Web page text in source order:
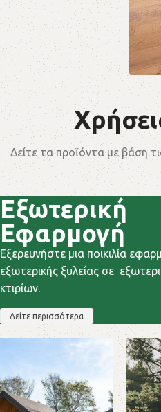
Δείτε τα προϊόντα με βάση
Εξωτερική
Εφαρμογή
Εξερευνήστε μια ποικιλία
εξωτερικής ξυλείας σε
κτιρίων.
Δείτε περισσότερα